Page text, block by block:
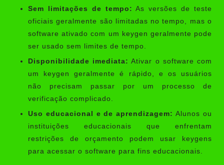
Sem limitações de tempo: As versões de teste
oficiais geralmente são limitadas no tempo, mas o
software ativado com um keygen geralmente pode
ser usado sem limites de tempo.
Disponibilidade imediata: Ativar o software com
um keygen geralmente é rápido, e os usuários
não precisam passar por um processo de
verificação complicado.
Uso educacional e de aprendizagem: Alunos ou
instituições educacionais que enfrentam
restrições de orçamento podem usar keygens
para acessar o software para fins educacionais.